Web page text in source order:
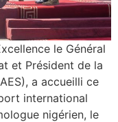
le Général
et Président de la
a accueilli ce
international
nigérien, le